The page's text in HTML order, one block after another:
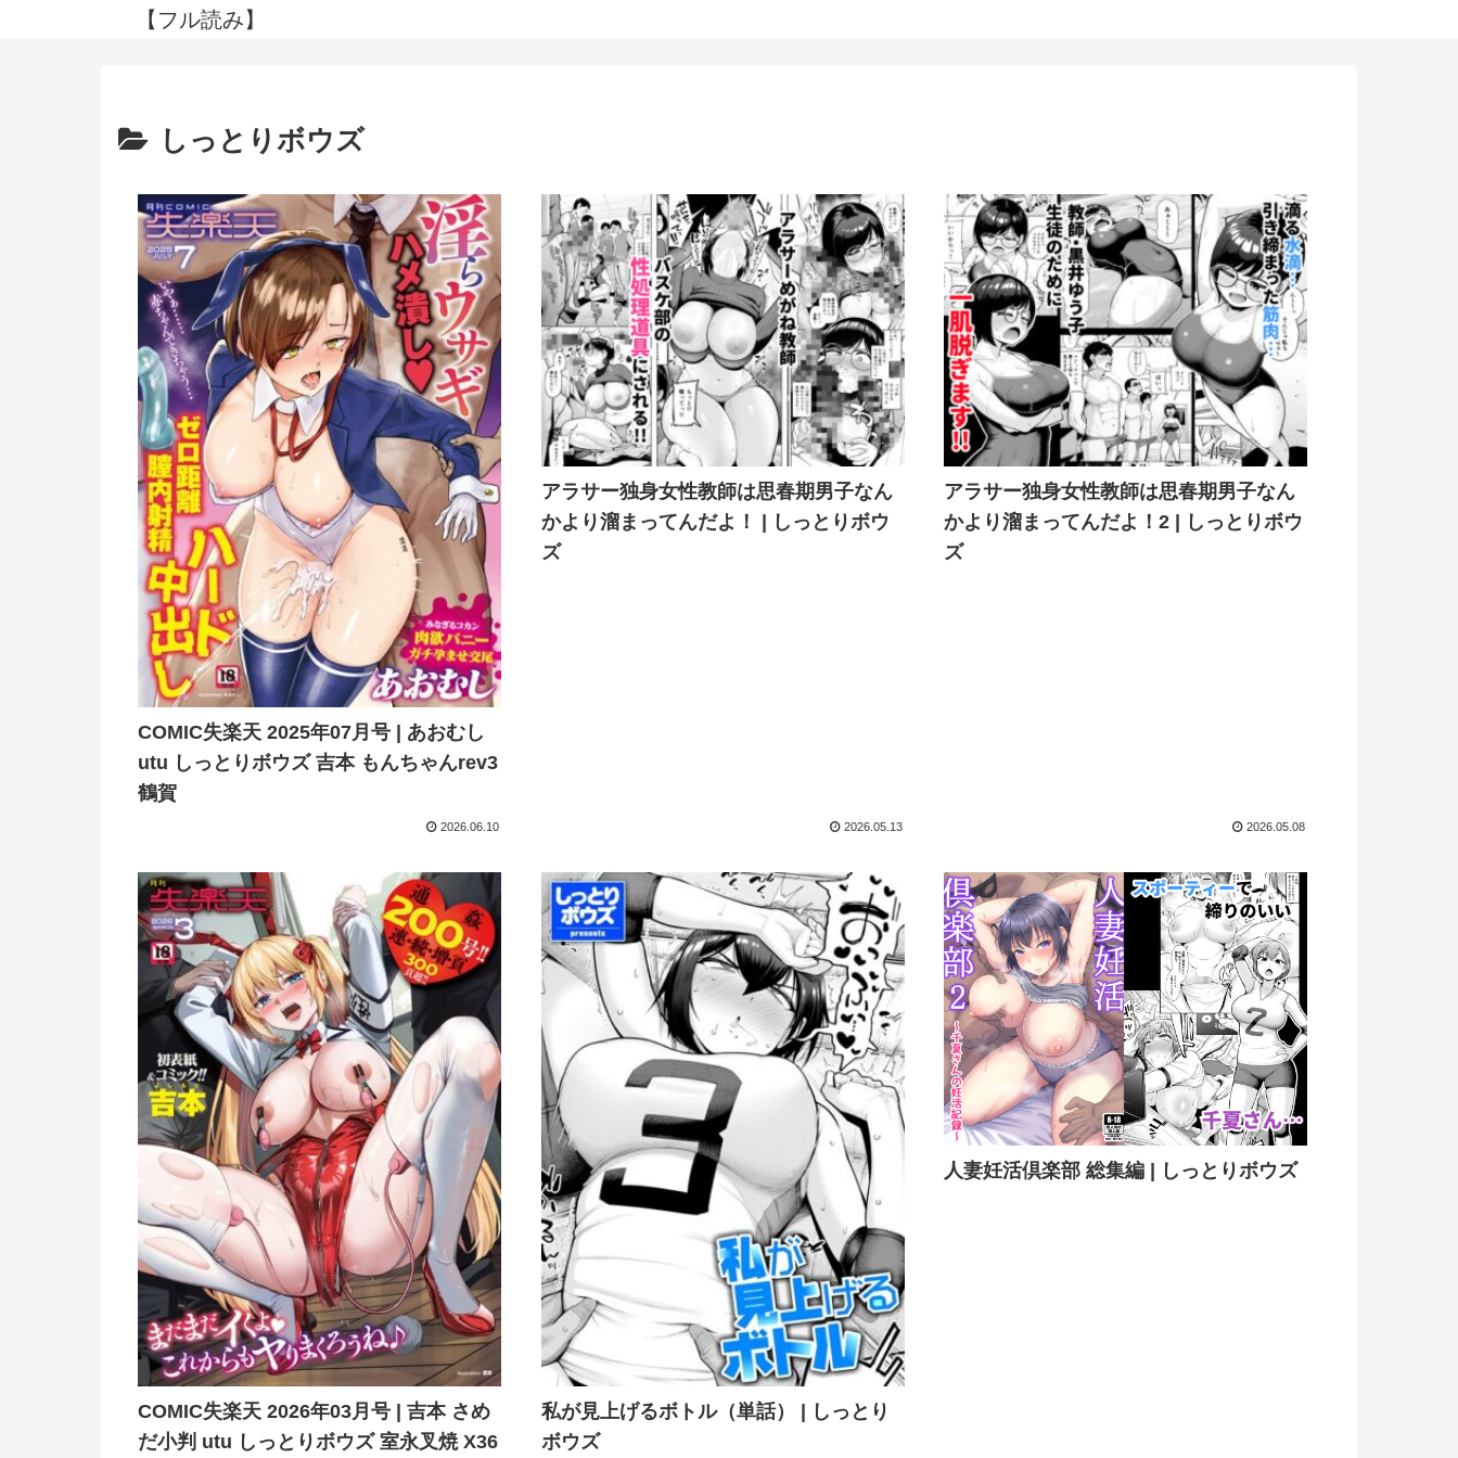
【フル読み】
しっとりボウズ
COMIC失楽天 2025年07月号 | あおむし
utu しっとりボウズ 吉本 もんちゃんrev3
鶴賀
2026.06.10
アラサー独身女性教師は思春期男子なん
かより溜まってんだよ！ | しっとりボウ
ズ
2026.05.13
アラサー独身女性教師は思春期男子なん
かより溜まってんだよ！2 | しっとりボウ
ズ
2026.05.08
COMIC失楽天 2026年03月号 | 吉本 さめ
だ小判 utu しっとりボウズ 室永叉焼 X36
私が見上げるボトル（単話） | しっとり
ボウズ
人妻妊活倶楽部 総集編 | しっとりボウズ